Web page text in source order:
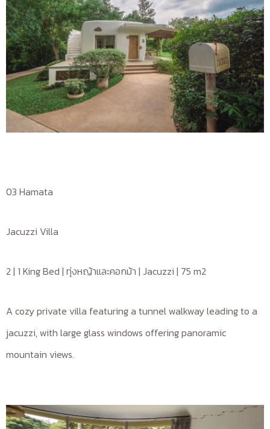
03 Hamata
Jacuzzi Villa
2 | 1 King Bed | ทุ่งหญ้าและคอกม้า | Jacuzzi | 75 m2
A cozy private villa featuring a tunnel walkway leading to a
jacuzzi, with large glass windows offering panoramic
mountain views.